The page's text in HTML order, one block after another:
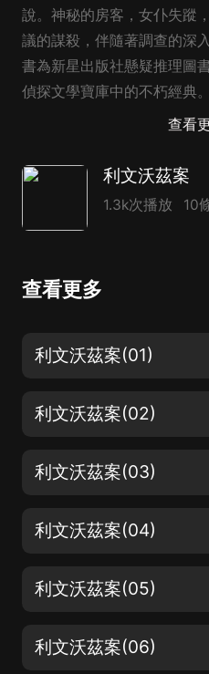
說。神秘的房客，女仆失蹤
議的謀殺，伴隨著調查的深
書為新星出版社懸疑推理圖
偵探文學寶庫中的不朽經典
沃茲案》，是世界上首部由
埃勒里·奎因的創作。阿加莎
小說的女王，那麼安娜就是
查看
利文沃茲案
1.3k次播放 10
查看更多
利文沃茲案(01)
利文沃茲案(02)
利文沃茲案(03)
利文沃茲案(04)
利文沃茲案(05)
利文沃茲案(06)